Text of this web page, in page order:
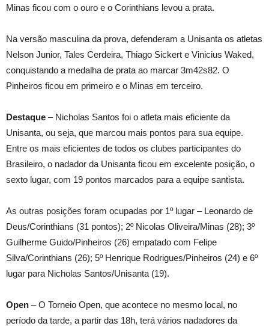
Minas ficou com o ouro e o Corinthians levou a prata.
Na versão masculina da prova, defenderam a Unisanta os atletas
Nelson Junior, Tales Cerdeira, Thiago Sickert e Vinicius Waked,
conquistando a medalha de prata ao marcar 3m42s82. O
Pinheiros ficou em primeiro e o Minas em terceiro.
Destaque – Nicholas Santos foi o atleta mais eficiente da
Unisanta, ou seja, que marcou mais pontos para sua equipe.
Entre os mais eficientes de todos os clubes participantes do
Brasileiro, o nadador da Unisanta ficou em excelente posição, o
sexto lugar, com 19 pontos marcados para a equipe santista.
As outras posições foram ocupadas por 1º lugar – Leonardo de
Deus/Corinthians (31 pontos); 2º Nicolas Oliveira/Minas (28); 3º
Guilherme Guido/Pinheiros (26) empatado com Felipe
Silva/Corinthians (26); 5º Henrique Rodrigues/Pinheiros (24) e 6º
lugar para Nicholas Santos/Unisanta (19).
Open – O Torneio Open, que acontece no mesmo local, no
período da tarde, a partir das 18h, terá vários nadadores da